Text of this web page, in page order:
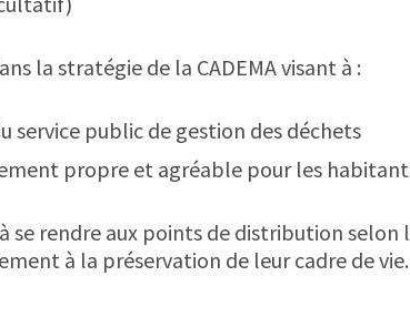
la stratégie de la CADEMA visant à :
service public de gestion des déchets
propre et agréable pour les
se rendre aux points de distribution
à la préservation de leur cadre de vie.